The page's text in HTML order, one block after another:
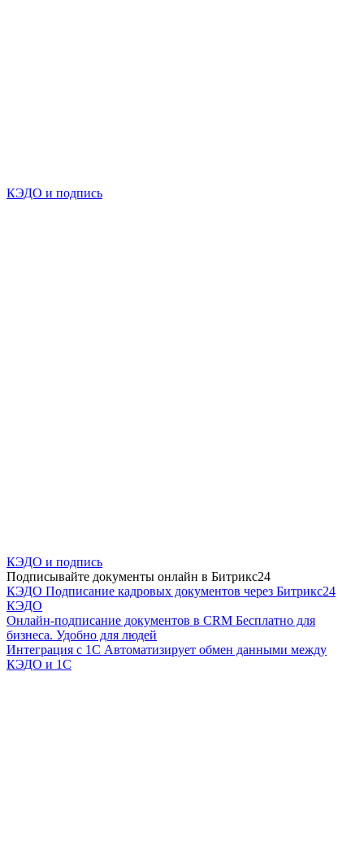
КЭДО и подпись
КЭДО и подпись
Подписывайте документы онлайн в Битрикс24
КЭДО Подписание кадровых документов через Битрикс24
КЭДО
Онлайн-подписание документов в CRM Бесплатно для
бизнеса. Удобно для людей
Интеграция с 1С Автоматизирует обмен данными между
КЭДО и 1С